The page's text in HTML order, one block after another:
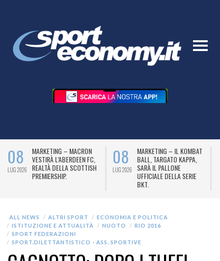
08
LUG 2026
MARKETING – MACRON
VESTIRÀ L’ABERDEEN FC,
REALTÀ DELLA SCOTTISH
PREMIERSHIP.
08
LUG 2026
MARKETING – IL KOMBAT
BALL, TARGATO KAPPA,
SARÀ IL PALLONE
UFFICIALE DELLA SERIE
BKT.
ALL NEWS ALTRI SPORT
ECONOMIA E POLITICA
ISTITUZIONE E ATTUALITÀ
NUOTO
RIO 2016
SPORT FEDERAZIONI
SPORT.DILETTANTISTICO - ASS. SPORTIVE